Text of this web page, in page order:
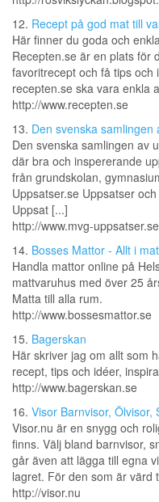
12. Recept på god mat till
Här finner du goda och
Recepten.se är en plats för
favoritrecept och få tips och
recepten.se ska vara enkla
http://www.recepten.se
13. Den svenska samlingen
Den svenska samlingen av
där bra och inspererande
från grundskolan,
Uppsatser.se Uppsatser
Uppsat [...]
http://www.mvg-uppsatser.se
14. Bosses Mattor - Allt i
Handla mattor online på
mattvaruhus med över 25
Matta till alla rum.
http://www.bossesmattor.se
15. Bagerskan
Här skriver jag om allt som
recept, tips och idéer,
http://www.bagerskan.se
16. Visor Barnvisor, Ölvisor,
Visor.nu är en snygg och
finns. Välj bland barnvisor,
går även att lägga till egna
lagret. För den som är värd
http://visor.nu